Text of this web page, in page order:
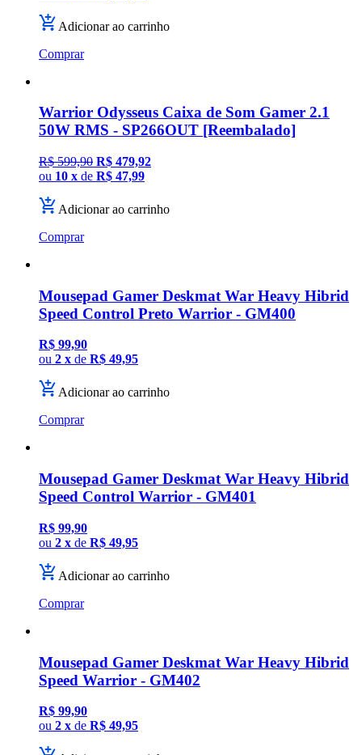
Adicionar ao carrinho
Comprar
Warrior Odysseus Caixa de Som Gamer 2.1
50W RMS - SP266OUT [Reembalado]
R$ 599,90 R$ 479,92
ou 10 x de R$ 47,99
Adicionar ao carrinho
Comprar
Mousepad Gamer Deskmat War Heavy Hibrid
Speed Control Preto Warrior - GM400
R$ 99,90
ou 2 x de R$ 49,95
Adicionar ao carrinho
Comprar
Mousepad Gamer Deskmat War Heavy Hibrid
Speed Control Warrior - GM401
R$ 99,90
ou 2 x de R$ 49,95
Adicionar ao carrinho
Comprar
Mousepad Gamer Deskmat War Heavy Hibrid
Speed Warrior - GM402
R$ 99,90
ou 2 x de R$ 49,95